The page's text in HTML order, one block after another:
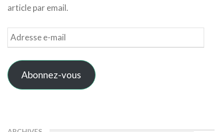
article par email.
Adresse
e-
mail
Abonnez-vous